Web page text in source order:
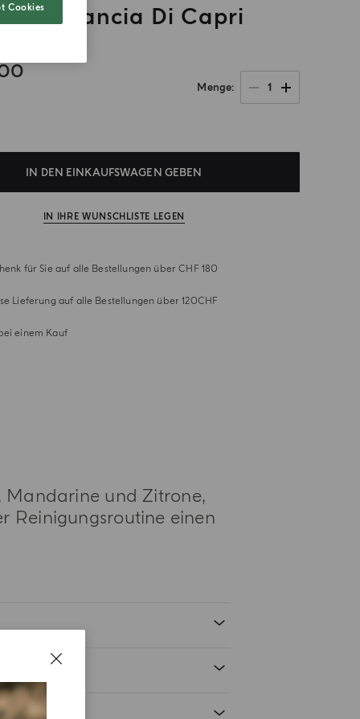
Arancia Di Capri
Menge 1
IN DEN EINKAUFSWAGEN GEBEN
IN IHRE WUNSCHLISTE LEGEN
für Sie auf alle Bestellungen über CHF 180
Lieferung auf alle Bestellungen über 120CHF
einem Kauf
und Zitrone,
Reinigungsroutine einen
Cookies